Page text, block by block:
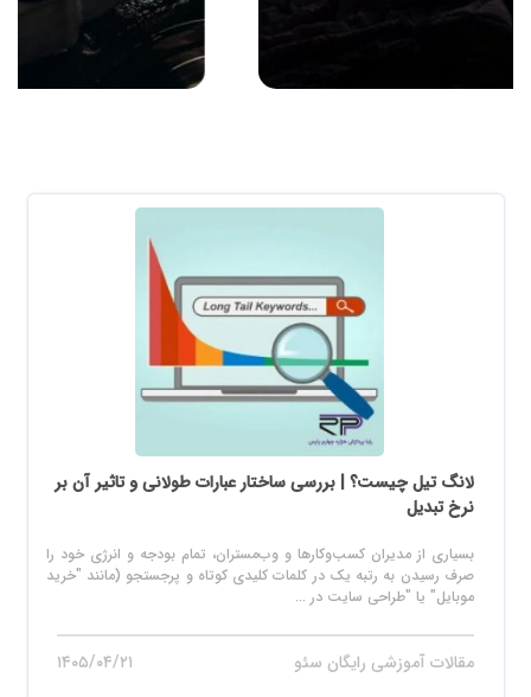
لانگ تیل چیست؟ | بررسی ساختار عبارات طولانی و تاثیر آن بر
نرخ تبدیل
بسیاری از مدیران کسب‌وکارها و وب‌مستران، تمام بودجه و انرژی خود را
صرف رسیدن به رتبه یک در کلمات کلیدی کوتاه و پرجستجو (مانند "خرید
موبایل" یا "طراحی سایت در ...
مقالات آموزشی رایگان سئو ۱۴۰۵/۰۴/۲۱